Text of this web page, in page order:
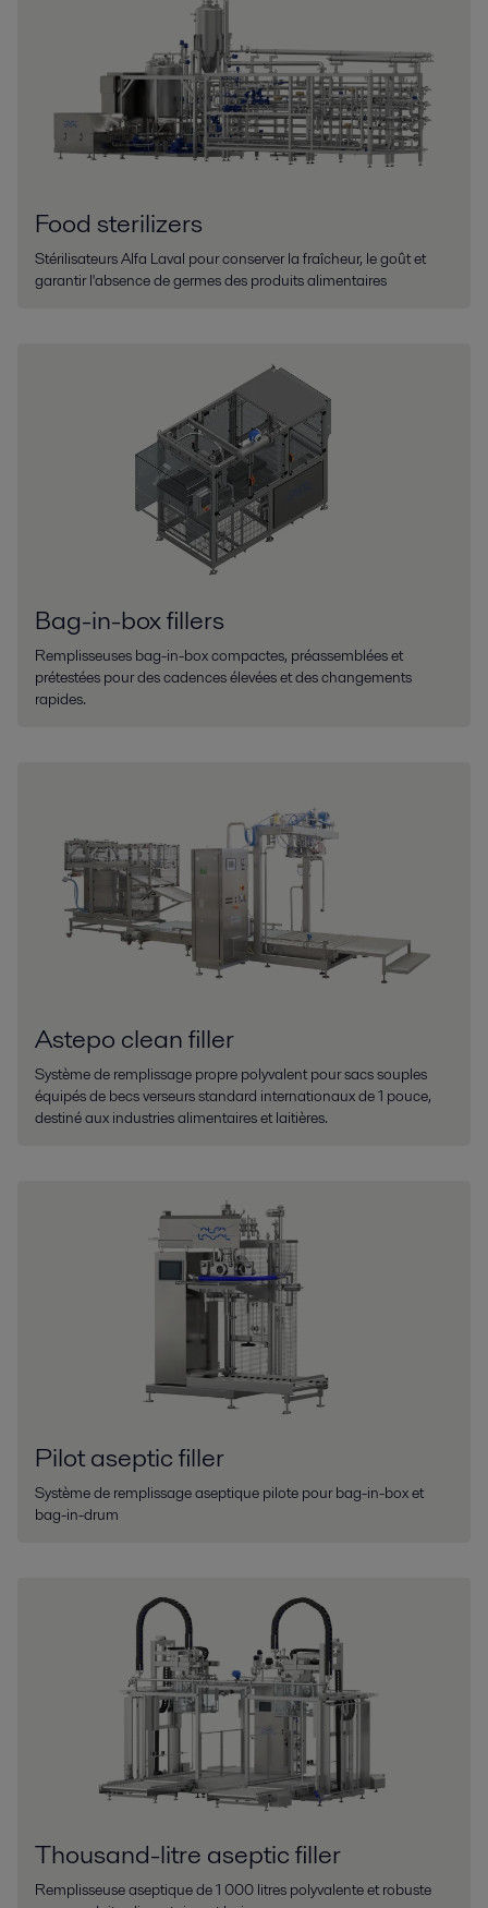
Food sterilizers
Stérilisateurs Alfa Laval pour conserver la fraîcheur, le goût et
garantir l'absence de germes des produits alimentaires
Bag-in-box fillers
Remplisseuses bag-in-box compactes, préassemblées et
prétestées pour des cadences élevées et des changements
rapides.
Astepo clean filler
Système de remplissage propre polyvalent pour sacs souples
équipés de becs verseurs standard internationaux de 1 pouce,
destiné aux industries alimentaires et laitières.
Pilot aseptic filler
Système de remplissage aseptique pilote pour bag-in-box et
bag-in-drum
Thousand-litre aseptic filler
Remplisseuse aseptique de 1 000 litres polyvalente et robuste